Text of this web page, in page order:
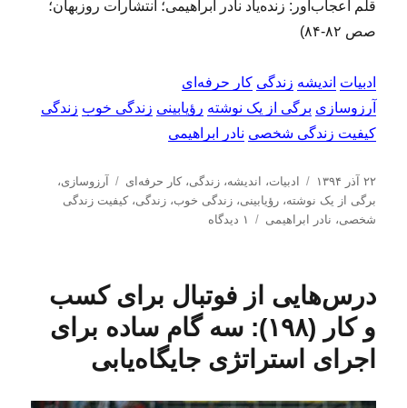
قلم اعجاب‌آور: زنده‌یاد نادر ابراهیمی؛ انتشارات روزبهان؛
صص ۸۲-۸۴)
ادبیات اندیشه زندگی کار حرفه‌ای
آرزوسازی برگی از یک نوشته رؤیابینی زندگی خوب زندگی
کیفیت زندگی شخصی نادر ابراهیمی
ا
ر
س
د
د
ر
۲۲ آذر ۱۳۹۴
د
س
ت
ادبیات، اندیشه،زندگی،کار حرفه‌ای
ب
ر
ا
آرزوسازی،
برگی از یک نوشته،رؤیابینی،زندگی خوب،زندگی،کیفیت زندگی
شخصی، نادر ابراهیمی ۱ دیدگاه
ز
درس‌هایی از فوتبال برای کسب
و کار (۱۹۸): سه گام ساده برای
اجرای استراتژی جایگاه‌یابی